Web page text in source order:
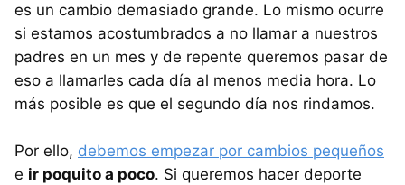
es un cambio demasiado grande. Lo mismo ocurre
si estamos acostumbrados a no llamar a nuestros
padres en un mes y de repente queremos pasar de
eso a llamarles cada día al menos media hora. Lo
más posible es que el segundo día nos rindamos.
Por ello, debemos empezar por cambios pequeños
e ir poquito a poco. Si queremos hacer deporte